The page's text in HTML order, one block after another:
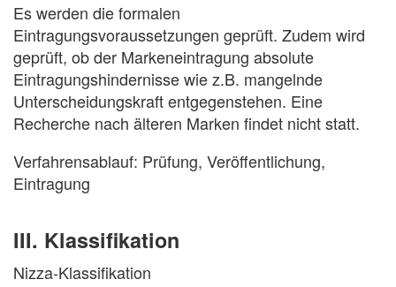
Es werden die formalen
Eintragungsvoraussetzungen geprüft. Zudem wird
geprüft, ob der Markeneintragung absolute
Eintragungshindernisse wie z.B. mangelnde
Unterscheidungskraft entgegenstehen. Eine
Recherche nach älteren Marken findet nicht statt.
Verfahrensablauf: Prüfung, Veröffentlichung,
Eintragung
III. Klassifikation
Nizza-Klassifikation